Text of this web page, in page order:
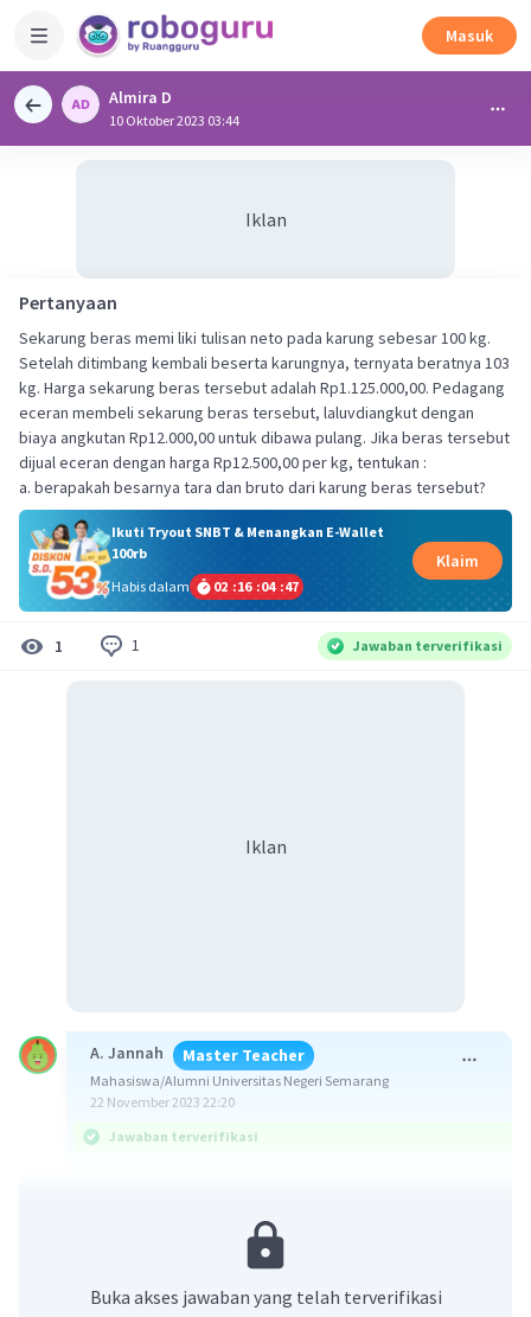
Masuk
Almira D
10 Oktober 2023 03:44
Iklan
Pertanyaan
Sekarung beras memi liki tulisan neto pada karung sebesar 100 kg.
Setelah ditimbang kembali beserta karungnya, ternyata beratnya 103
kg. Harga sekarung beras tersebut adalah Rp1.125.000,00. Pedagang
eceran membeli sekarung beras tersebut, laluvdiangkut dengan
biaya angkutan Rp12.000,00 untuk dibawa pulang. Jika beras tersebut
dijual eceran dengan harga Rp12.500,00 per kg, tentukan :
a. berapakah besarnya tara dan bruto dari karung beras tersebut?
Ikuti Tryout SNBT & Menangkan E-Wallet
100rb
Habis dalam
02 :16 :04 :47
Klaim
1 1 Jawaban terverifikasi
Iklan
A. Jannah Master Teacher
Mahasiswa/Alumni Universitas Negeri Semarang
22 November 2023 22:20
Jawaban terverifikasi
Buka akses jawaban yang telah terverifikasi